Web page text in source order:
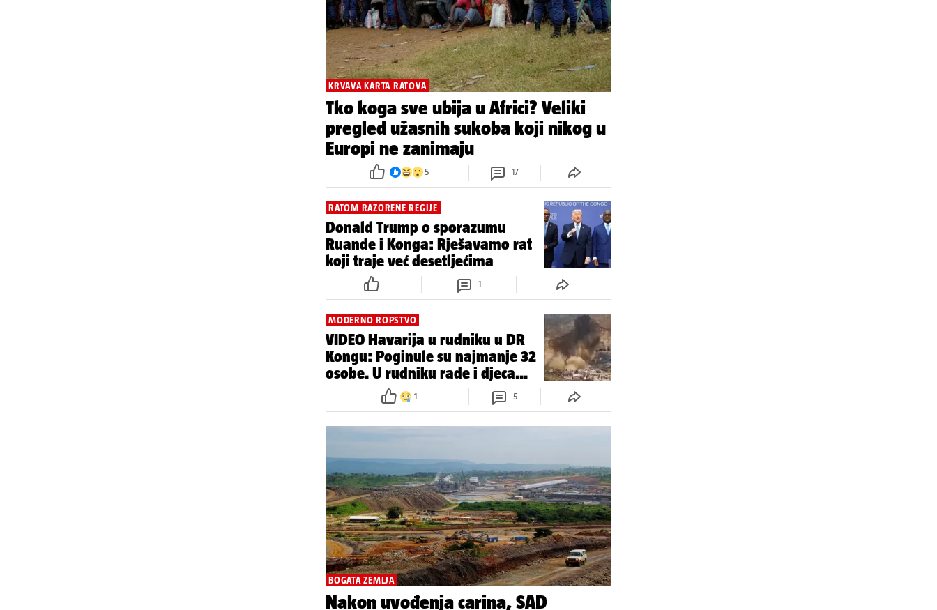
zbog ebole u Kongu i Ugandi
1
KRVAVA KARTA RATOVA
Tko koga sve ubija u Africi? Veliki
pregled užasnih sukoba koji nikog u
Europi ne zanimaju
5 17
RATOM RAZORENE REGIJE
Donald Trump o sporazumu
Ruande i Konga: Rješavamo rat
koji traje već desetljećima
MODERNO ROPSTVO
VIDEO Havarija u rudniku u DR
Kongu: Poginule su najmanje 32
osobe. U rudniku rade i djeca...
1 5